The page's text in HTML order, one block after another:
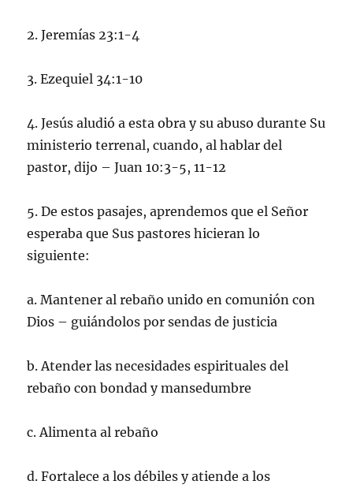
2. Jeremías 23:1-4
3. Ezequiel 34:1-10
4. Jesús aludió a esta obra y su abuso durante Su
ministerio terrenal, cuando, al hablar del
pastor, dijo – Juan 10:3-5, 11-12
5. De estos pasajes, aprendemos que el Señor
esperaba que Sus pastores hicieran lo
siguiente:
a. Mantener al rebaño unido en comunión con
Dios – guiándolos por sendas de justicia
b. Atender las necesidades espirituales del
rebaño con bondad y mansedumbre
c. Alimenta al rebaño
d. Fortalece a los débiles y atiende a los